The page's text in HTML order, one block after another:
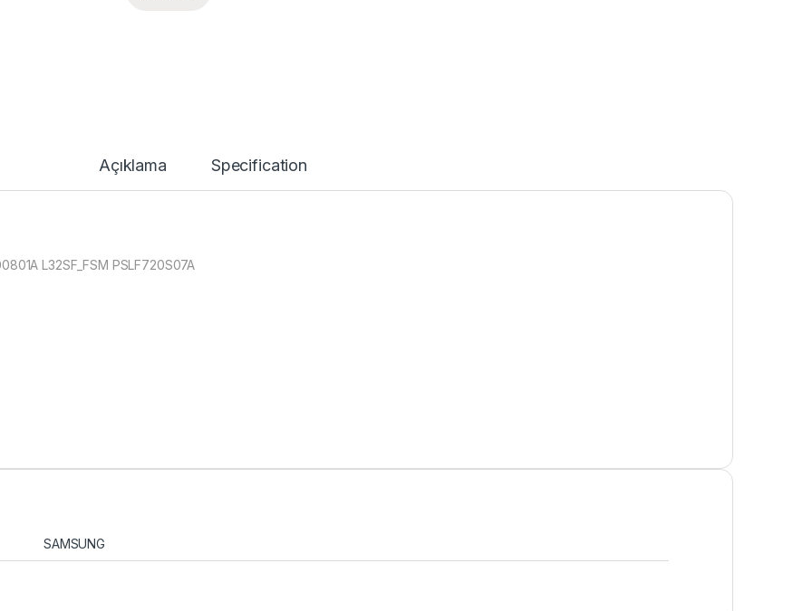
Açıklama Specification
L32SF_FSM PSLF720S07A
SAMSUNG